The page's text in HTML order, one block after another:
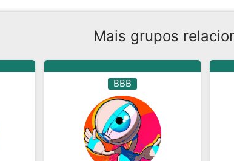
Mais grupos
BBB